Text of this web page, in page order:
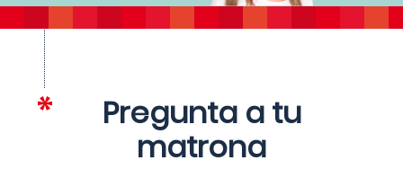
Pregunta a tu
matrona